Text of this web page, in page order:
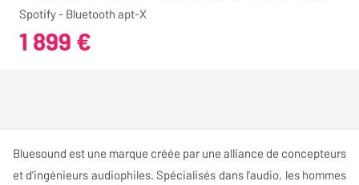
Spotify - Bluetooth apt-X
1 899 €
Bluesound est une marque créée par une alliance de concepteurs
et d’ingénieurs audiophiles. Spécialisés dans l’audio, les hommes